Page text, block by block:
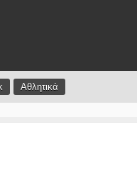
Αθλητικά